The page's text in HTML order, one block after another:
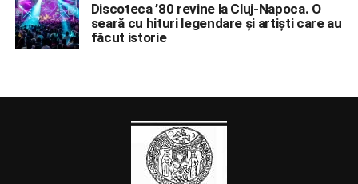
Discoteca ’80 revine la Cluj-Napoca. O
seară cu hituri legendare și artiști care au
făcut istorie